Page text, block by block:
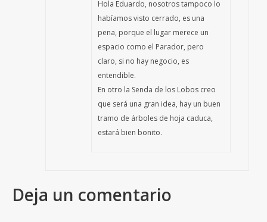
Hola Eduardo, nosotros tampoco lo
habíamos visto cerrado, es una
pena, porque el lugar merece un
espacio como el Parador, pero
claro, si no hay negocio, es
entendible.
En otro la Senda de los Lobos creo
que será una gran idea, hay un buen
tramo de árboles de hoja caduca,
estará bien bonito.
Deja un comentario